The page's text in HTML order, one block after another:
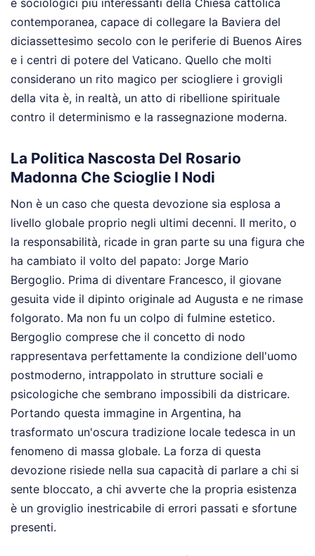
e sociologici più interessanti della Chiesa cattolica
contemporanea, capace di collegare la Baviera del
diciassettesimo secolo con le periferie di Buenos Aires
e i centri di potere del Vaticano. Quello che molti
considerano un rito magico per sciogliere i grovigli
della vita è, in realtà, un atto di ribellione spirituale
contro il determinismo e la rassegnazione moderna.
La Politica Nascosta Del Rosario
Madonna Che Scioglie I Nodi
Non è un caso che questa devozione sia esplosa a
livello globale proprio negli ultimi decenni. Il merito, o
la responsabilità, ricade in gran parte su una figura che
ha cambiato il volto del papato: Jorge Mario
Bergoglio. Prima di diventare Francesco, il giovane
gesuita vide il dipinto originale ad Augusta e ne rimase
folgorato. Ma non fu un colpo di fulmine estetico.
Bergoglio comprese che il concetto di nodo
rappresentava perfettamente la condizione dell'uomo
postmoderno, intrappolato in strutture sociali e
psicologiche che sembrano impossibili da districare.
Portando questa immagine in Argentina, ha
trasformato un'oscura tradizione locale tedesca in un
fenomeno di massa globale. La forza di questa
devozione risiede nella sua capacità di parlare a chi si
sente bloccato, a chi avverte che la propria esistenza
è un groviglio inestricabile di errori passati e sfortune
presenti.